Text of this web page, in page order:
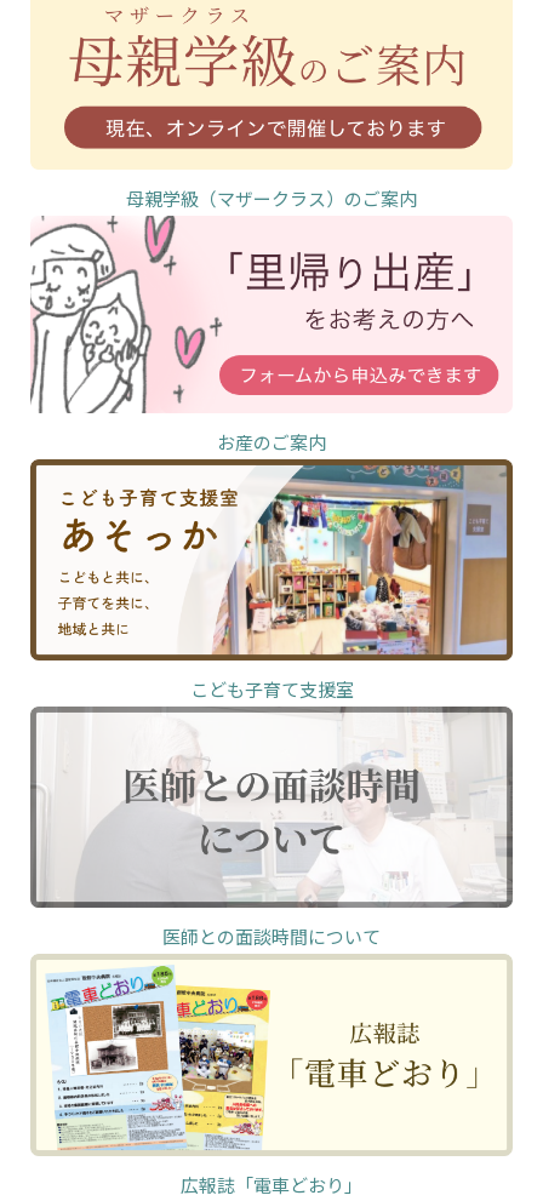
母親学級（マザークラス）のご案内
お産のご案内
こども子育て支援室
医師との面談時間について
広報誌「電車どおり」